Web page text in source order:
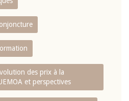
des prix à la
et perspectives